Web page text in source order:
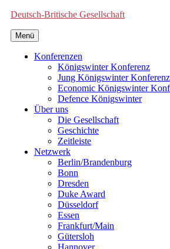
Deutsch-Britische Gesellschaft
Menü
Konferenzen
Königswinter Konferenz
Jung Königswinter Konferenz
Economic Königswinter
Defence Königswinter
Über uns
Die Gesellschaft
Geschichte
Zeitleiste
Netzwerk
Berlin/Brandenburg
Bonn
Dresden
Duke Award
Düsseldorf
Essen
Frankfurt/Main
Gütersloh
Hannover